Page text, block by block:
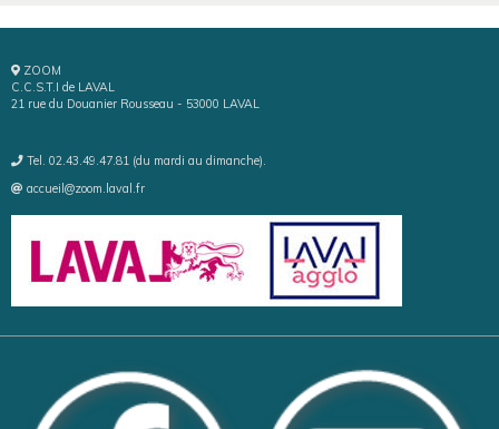
ZOOM
C.C.S.T.I de LAVAL
21 rue du Douanier Rousseau - 53000 LAVAL
Tel. 02.43.49.47.81 (du mardi au dimanche).
accueil@zoom.laval.fr